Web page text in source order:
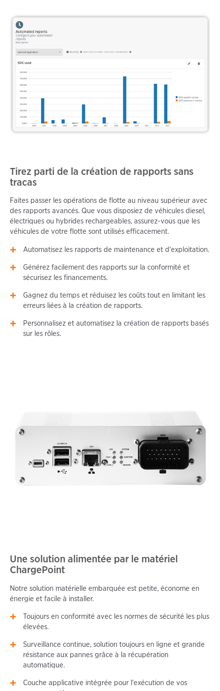
Tirez parti de la création de rapports sans
tracas
Faites passer les opérations de flotte au niveau supérieur avec
des rapports avancés. Que vous disposiez de véhicules diesel,
électriques ou hybrides rechargeables, assurez-vous que les
véhicules de votre flotte sont utilisés efficacement.
Automatisez les rapports de maintenance et d'exploitation.
Générez facilement des rapports sur la conformité et
sécurisez les financements.
Gagnez du temps et réduisez les coûts tout en limitant les
erreurs liées à la création de rapports.
Personnalisez et automatisez la création de rapports basés
sur les rôles.
Une solution alimentée par le matériel
ChargePoint
Notre solution matérielle embarquée est petite, économe en
énergie et facile à installer.
Toujours en conformité avec les normes de sécurité les plus
élevées.
Surveillance continue, solution toujours en ligne et grande
résistance aux pannes grâce à la récupération
automatique.
Couche applicative intégrée pour l'exécution de vos